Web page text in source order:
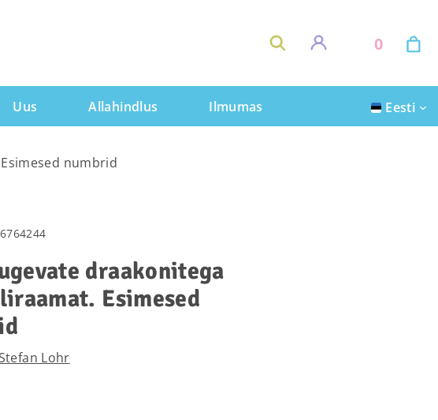
0
Uus Allahindlus Ilmumas Eesti
numbrid
draakonitega
Esimesed
Lohr